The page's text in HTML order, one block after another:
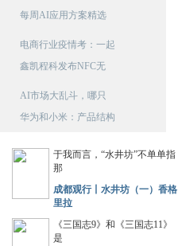
每周AI应用方案精选
电商行业疫情考：一起
鑫凯程科发布NFC无
AI市场大乱斗，哪只
华为和小米：产品结构
于我而言，“水井坊”不单单指
那
成都观行丨水井坊（一）香格
里拉
《三国志9》和《三国志11》
是